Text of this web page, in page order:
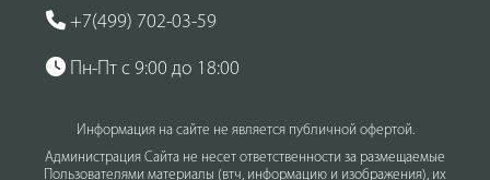
+7(499) 702-03-59
Пн-Пт с 9:00 до 18:00
Информация на сайте не является публичной офертой.
Администрация Сайта не несет ответственности за размещаемые
Пользователями материалы (втч, информацию и изображения), их